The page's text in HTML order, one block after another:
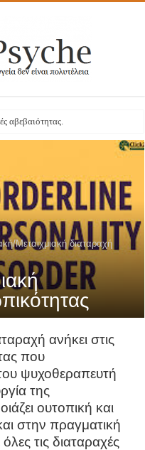
αβεβαιότητας.
Μεταιχμιακή διαταραχή
ανήκει στις
που
ψυχοθεραπευτή
της
ουτοπική και
στην πραγματική
τις διαταραχές